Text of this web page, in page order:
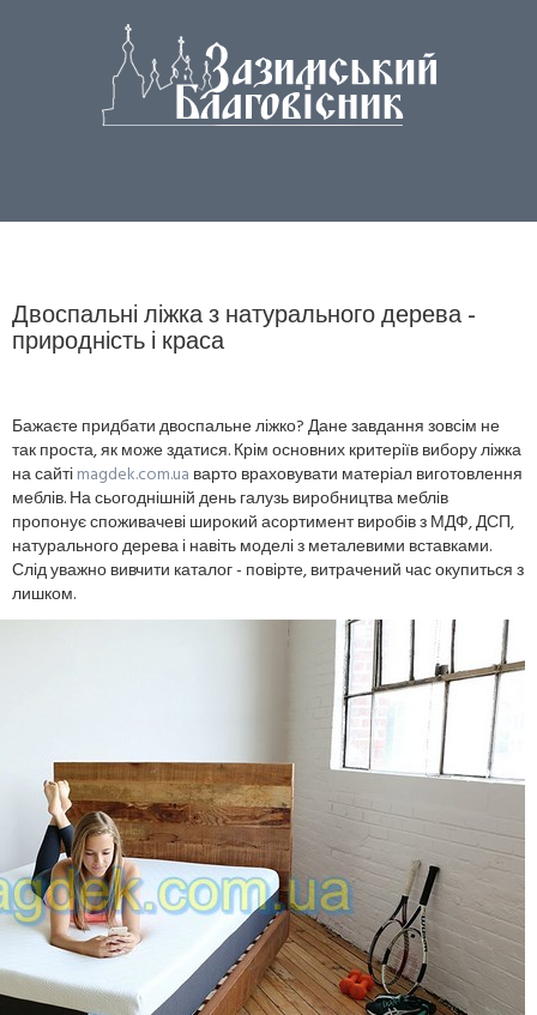
Двоспальні ліжка з натурального дерева -
природність і краса
Бажаєте придбати двоспальне ліжко? Дане завдання зовсім не
так проста, як може здатися. Крім основних критеріїв вибору ліжка
на сайтіmagdek.com.ua варто враховувати матеріал виготовлення
меблів. На сьогоднішній день галузь виробництва меблів
пропонує споживачеві широкий асортимент виробів з МДФ, ДСП,
натурального дерева і навіть моделі з металевими вставками.
Слід уважно вивчити каталог - повірте, витрачений час окупиться з
лишком.